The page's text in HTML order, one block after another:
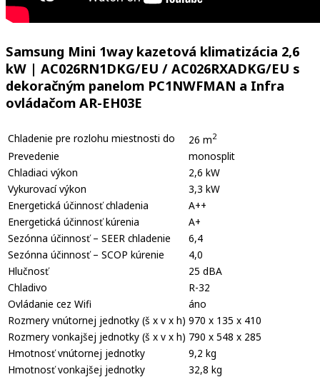
Samsung Mini 1way kazetová klimatizácia 2,6
kW | AC026RN1DKG/EU / AC026RXADKG/EU s
dekoračným panelom PC1NWFMAN a Infra
ovládačom AR-EH03E
Chladenie pre rozlohu miestnosti do 26 m2
Prevedenie
monosplit
Chladiaci výkon
2,6 kW
Vykurovací výkon
3,3 kW
Energetická účinnosť chladenia
A++
Energetická účinnosť kúrenia
A+
Sezónna účinnosť – SEER chladenie
6,4
Sezónna účinnosť – SCOP kúrenie
4,0
Hlučnosť
25 dBA
Chladivo
R-32
Ovládanie cez Wifi
áno
Rozmery vnútornej jednotky (š x v x h) 970 x 135 x 410
Rozmery vonkajšej jednotky (š x v x h) 790 x 548 x 285
Hmotnosť vnútornej jednotky
9,2 kg
Hmotnosť vonkajšej jednotky
32,8 kg